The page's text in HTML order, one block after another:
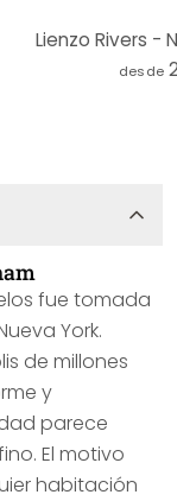
Lienzo Rivers -
desde
fue tomada
York.
de millones
y
parece
El motivo
habitación